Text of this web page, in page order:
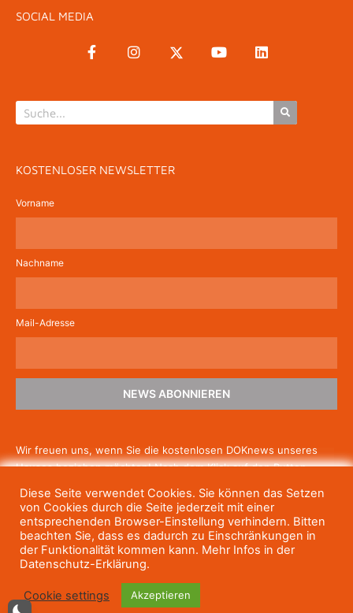
SOCIAL MEDIA
KOSTENLOSER NEWSLETTER
Vorname
Nachname
Mail-Adresse
NEWS ABONNIEREN
Wir freuen uns, wenn Sie die kostenlosen DOKnews unseres
Hauses beziehen möchten! Nach dem Klick auf den Button
um die Newsletter-Anmeldung abzuschließen. Wenn Sie unsere
Gratis-News irgendwann nicht mehr erhalten wollen, können
Siesich jederzeit einfach wieder abmelden.
Diese Seite verwendet Cookies. Sie können das Setzen
von Cookies durch die Seite jederzeit mit einer
entsprechenden Browser-Einstellung verhindern. Bitten
beachten Sie, dass es dadurch zu Einschränkungen in
der Funktionalität kommen kann. Mehr Infos in der
Datenschutz-Erklärung.
Cookie settings Akzeptieren